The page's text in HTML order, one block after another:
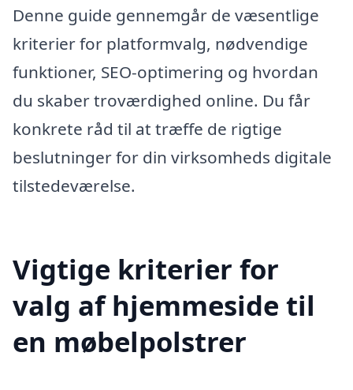
Denne guide gennemgår de væsentlige
kriterier for platformvalg, nødvendige
funktioner, SEO-optimering og hvordan
du skaber troværdighed online. Du får
konkrete råd til at træffe de rigtige
beslutninger for din virksomheds digitale
tilstedeværelse.
Vigtige kriterier for
valg af hjemmeside til
en møbelpolstrer